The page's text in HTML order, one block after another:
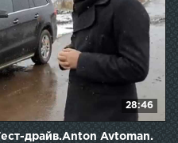
28:46
драйв.Anton Avtoman.